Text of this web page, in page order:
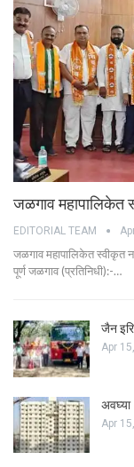
जळगाव महापालिकेत
EDITORIAL TEAM
जळगाव महापालिकेत स्वीकृत
पूर्ण जळगाव (प्रतिनिधी):-…
जैन
Apr
अवघ्या
Apr